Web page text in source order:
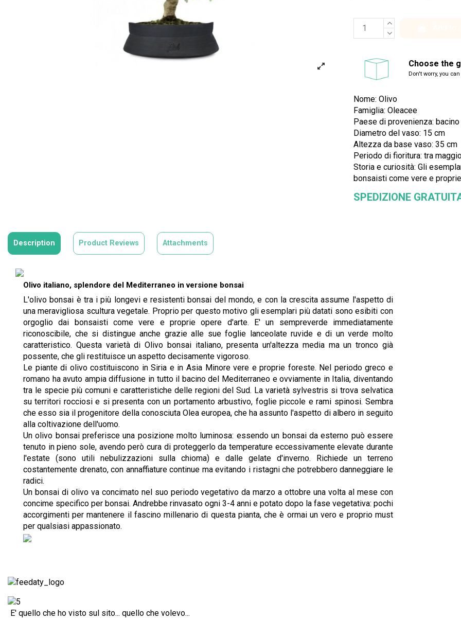
Choose the
Don't worry, you
Nome: Olivo
Famiglia: Oleacee
Paese di provenienza:
Diametro del vaso: 15 cm
Altezza da base vaso: 35 cm
Periodo di fioritura: tra
Storia e curiosità: Gli
bonsaisti come vere e
SPEDIZIONE
Description Product Reviews Attachments
Olivo italiano, splendore del Mediterraneo in versione bonsai
L'olivo bonsai è tra i più longevi e resistenti bonsai del mondo, e con la crescita assume l'aspetto di
una meravigliosa scultura vegetale. Proprio per questo motivo gli esemplari più datati sono esibiti con
orgoglio dai bonsaisti come vere e proprie opere d'arte. E' un sempreverde immediatamente
riconoscibile, che si distingue anche grazie alle sue foglie lanceolate ruvide e di un verde molto
caratteristico. Questa varietà di Olivo bonsai italiano, presenta un'altezza media ma un tronco già
possente, che gli restituisce un aspetto decisamente vigoroso.
Le piante di olivo costituiscono in Siria e in Asia Minore vere e proprie foreste. Nel periodo greco e
romano ha avuto ampia diffusione in tutto il bacino del Mediterraneo e ovviamente in Italia, diventando
tra le specie più comuni e caratteristiche delle regioni del Sud. La varietà sylvestris si trova selvatica
su territori rocciosi e si presenta con un portamento arbustivo, foglie piccole e rami spinosi. Sembra
che esso sia il progenitore della conosciuta Olea europea, che ha assunto l'aspetto di albero in seguito
alla coltivazione dell'uomo.
Un olivo bonsai preferisce una posizione molto luminosa: essendo un bonsai da esterno può essere
tenuto in pieno sole, avendo però cura di proteggerlo da temperature eccessivamente elevate durante
l'estate (sono utili nebulizzazioni sulla chioma) e dalle gelate d'inverno. Richiede un terreno
costantemente drenato, con annaffiature continue ma evitando i ristagni che potrebbero danneggiare le
radici.
Un bonsai di olivo va concimato nel suo periodo vegetativo da marzo a ottobre una volta al mese con
concime specifico per bonsai. Andrebbe rinvasato ogni 3-4 anni e potato dopo la fase vegetativa: pochi
accorgimenti per mantenere il fascino millenario di questa pianta, che è ormai un vero e proprio must
per qualsiasi appassionato.
E' quello che ho visto sul sito... quello che volevo...